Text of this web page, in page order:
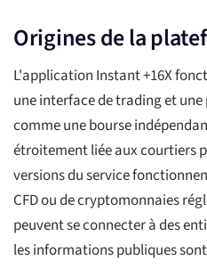
Origines de la
L'application Instant +16X
une interface de trading et
comme une bourse
étroitement liée aux courtiers
versions du service
CFD ou de cryptomonnaies
peuvent se connecter à des
les informations publiques